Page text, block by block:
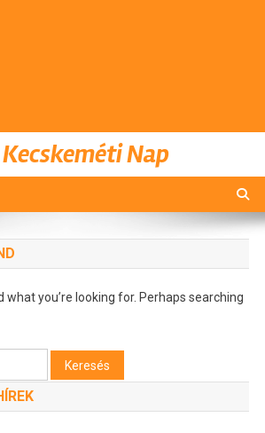
Kecskeméti Nap
what you’re looking for. Perhaps searching